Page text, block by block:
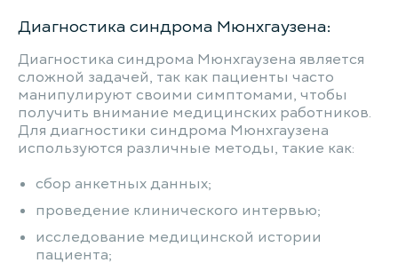
Диагностика синдрома Мюнхгаузена:
Диагностика синдрома Мюнхгаузена является
сложной задачей, так как пациенты часто
манипулируют своими симптомами, чтобы
получить внимание медицинских работников.
Для диагностики синдрома Мюнхгаузена
используются различные методы, такие как:
сбор анкетных данных;
проведение клинического интервью;
исследование медицинской истории
пациента;